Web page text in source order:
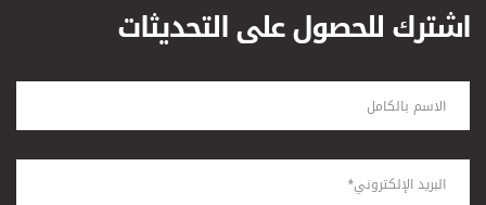
اشترك للحصول على التحديثات